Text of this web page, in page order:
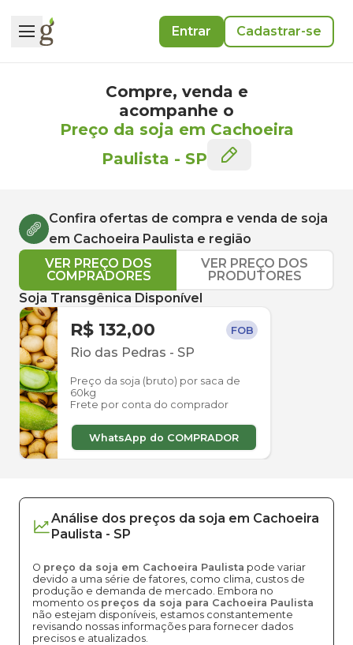
Entrar Cadastrar-se
Compre, venda e
acompanhe o
Preço da soja em Cachoeira
Paulista - SP
Confira ofertas de compra e venda de soja
em Cachoeira Paulista e região
VER PREÇO DOS
COMPRADORES
VER PREÇO DOS
PRODUTORES
Soja Transgênica Disponível
R$ 132,00 FOB
Rio das Pedras - SP
Preço da soja (bruto) por saca de
60kg
Frete por conta do comprador
WhatsApp do COMPRADOR
Análise dos preços da soja em Cachoeira
Paulista - SP
O preço da soja em Cachoeira Paulista pode variar
devido a uma série de fatores, como clima, custos de
produção e demanda de mercado. Embora no
momento os preços da soja para Cachoeira Paulista
não estejam disponíveis, estamos constantemente
revisando nossas informações para fornecer dados
precisos e atualizados.